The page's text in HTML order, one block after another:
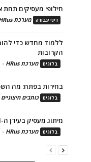
חילופי מעסיקים
דיני עבודה מערכת HRus
ללמוד מחדש כדי
הקרובות
בלוגים מערכת HRus -
בחירות בפתח: מה
בלוגים כותבים חיצוניים
מיתוג מעסיק בעידן ה-AI: המנוע הכלכלי של גיוס ושימור טלנטים
בלוגים מערכת HRus -